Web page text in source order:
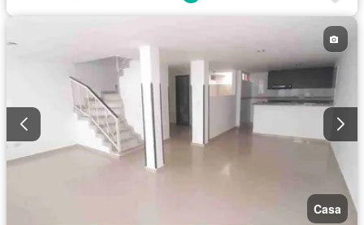
Casa